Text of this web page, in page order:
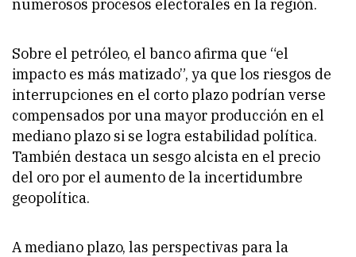
numerosos procesos electorales en la región.
Sobre el petróleo, el banco afirma que “el
impacto es más matizado”, ya que los riesgos de
interrupciones en el corto plazo podrían verse
compensados por una mayor producción en el
mediano plazo si se logra estabilidad política.
También destaca un sesgo alcista en el precio
del oro por el aumento de la incertidumbre
geopolítica.
A mediano plazo, las perspectivas para la